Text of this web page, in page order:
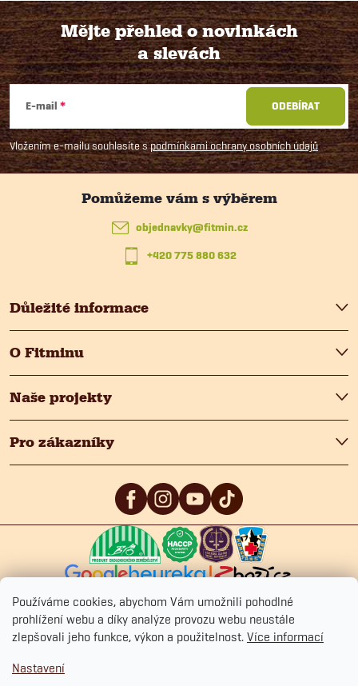
Používáme cookies, abychom Vám umožnili pohodlné
prohlížení webu a díky analýze provozu webu neustále
zlepšovali jeho funkce, výkon a použitelnost. Více informací
Nastavení
p
i
s
u
Z
á
p
Mějte přehled o novinkách
a slevách
E-mail
Vložením e-mailu souhlasíte spodmínkami ochrany osobních údajů
ODEBÍRAT
Důležité informace
O Fitminu
Naše projekty
Pro zákazníky
objednavky@fitmin.cz
+420 775 880 632